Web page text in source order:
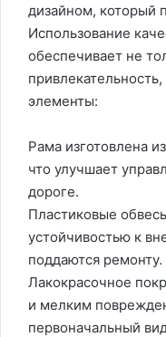
дизайном, который
Использование
обеспечивает не
элементы:
Рама изготовлена
что улучшает
дороге.
Пластиковые
устойчивостью к
поддаются ремонту.
Лакокрасочное
и мелким
первоначальный